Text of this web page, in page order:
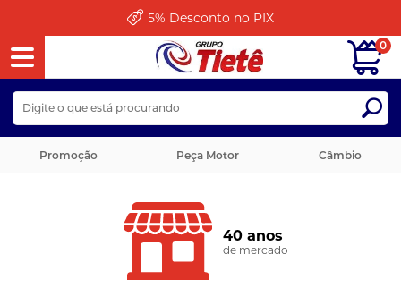
5% Desconto no PIX
Promoção Peça Motor Câmbio
0
40 anos
de mercado